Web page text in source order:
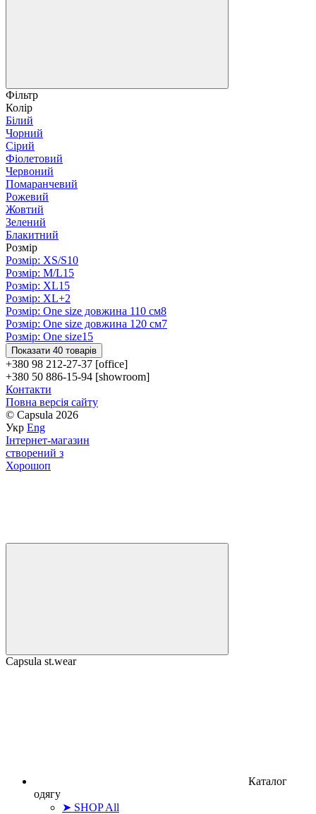
Фільтр
Колір
Білий
Чорний
Сірий
Фіолетовий
Червоний
Помаранчевий
Рожевий
Жовтий
Зелений
Блакитний
Розмір
Розмір: XS/S10
Розмір: M/L15
Розмір: XL15
Розмір: XL+2
Розмір: One size довжина 110 см8
Розмір: One size довжина 120 см7
Розмір: One size15
Показати 40 товарів
+380 98 212-27-37 [office]
+380 50 886-15-94 [showroom]
Контакти
Повна версія сайту
© Capsula 2026
Укр Eng
Інтернет-магазин
створений з
Хорошоп
Capsula st.wear
Каталог
одягу
➤ SHOP All